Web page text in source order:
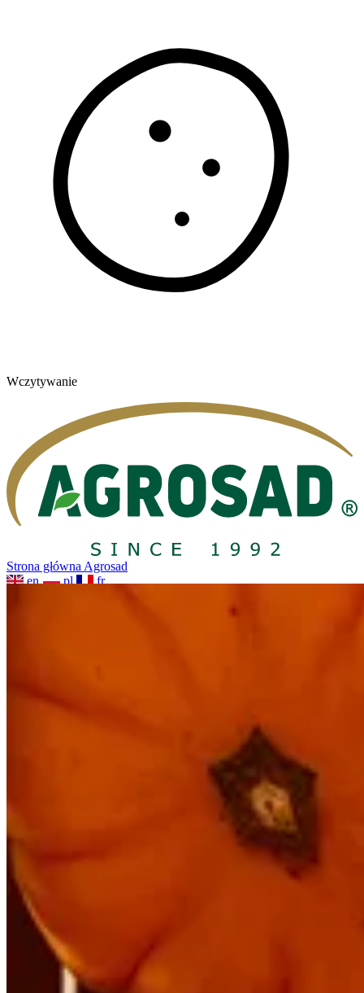
Wczytywanie
Strona główna Agrosad
en
pl fr